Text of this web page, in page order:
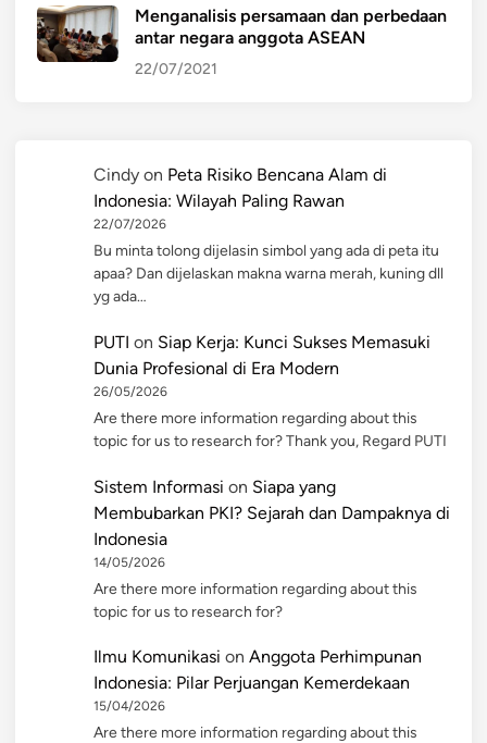
Menganalisis persamaan dan perbedaan
antar negara anggota ASEAN
22/07/2021
Cindy on Peta Risiko Bencana Alam di
Indonesia: Wilayah Paling Rawan
22/07/2026
Bu minta tolong dijelasin simbol yang ada di peta itu
apaa? Dan dijelaskan makna warna merah, kuning dll
yg ada…
PUTI on Siap Kerja: Kunci Sukses Memasuki
Dunia Profesional di Era Modern
26/05/2026
Are there more information regarding about this
topic for us to research for? Thank you, Regard PUTI
Sistem Informasi on Siapa yang
Membubarkan PKI? Sejarah dan Dampaknya di
Indonesia
14/05/2026
Are there more information regarding about this
topic for us to research for?
Ilmu Komunikasi on Anggota Perhimpunan
Indonesia: Pilar Perjuangan Kemerdekaan
15/04/2026
Are there more information regarding about this